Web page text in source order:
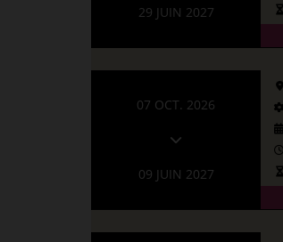
29 JUIN 2027
07 OCT. 2026
09 JUIN 2027